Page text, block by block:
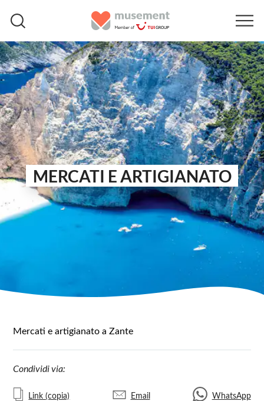
MERCATI E ARTIGIANATO
Mercati e artigianato a Zante
Condividi via:
Link (copia) Email WhatsApp